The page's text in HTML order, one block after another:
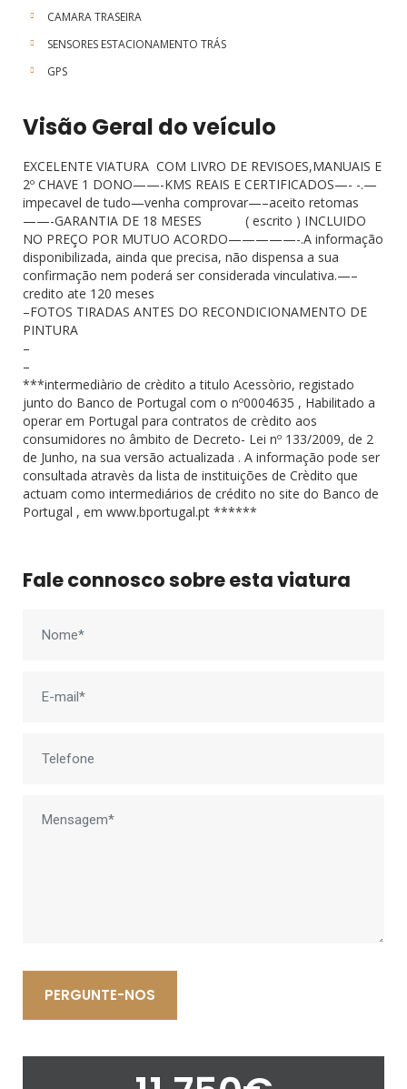
CAMARA TRASEIRA
SENSORES ESTACIONAMENTO TRÁS
GPS
Visão Geral do veículo
EXCELENTE VIATURA COM LIVRO DE REVISOES,MANUAIS E
2º CHAVE 1 DONO——-KMS REAIS E CERTIFICADOS—- -.—
impecavel de tudo—venha comprovar—–aceito retomas
——-GARANTIA DE 18 MESES ( escrito ) INCLUIDO
NO PREÇO POR MUTUO ACORDO—————-.A informação
disponibilizada, ainda que precisa, não dispensa a sua
confirmação nem poderá ser considerada vinculativa.—–
credito ate 120 meses
–FOTOS TIRADAS ANTES DO RECONDICIONAMENTO DE
PINTURA
–
–
***intermediàrio de crèdito a titulo Acessòrio, registado
junto do Banco de Portugal com o nº0004635 , Habilitado a
operar em Portugal para contratos de crèdito aos
consumidores no âmbito de Decreto- Lei nº 133/2009, de 2
de Junho, na sua versão actualizada . A informação pode ser
consultada atravès da lista de instituições de Crèdito que
actuam como intermediários de crédito no site do Banco de
Portugal , em www.bportugal.pt ******
Fale connosco sobre esta viatura
PERGUNTE-NOS